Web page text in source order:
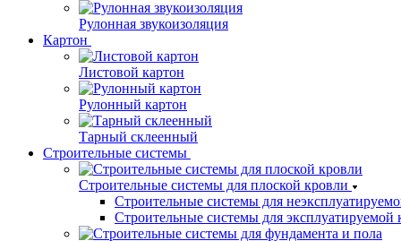
Рулонная звукоизоляция
Картон
Листовой картон
Рулонный картон
Тарный склеенный
Строительные системы
Строительные системы для плоской кровли
Строительные системы для
Строительные системы для эксплуатируемой